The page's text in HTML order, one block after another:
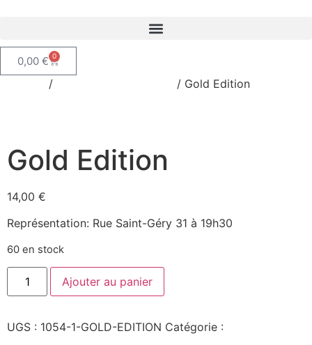
0,00 € 0
/ / Gold Edition
Gold Edition
14,00 €
Représentation: Rue Saint-Géry 31 à 19h30
60 en stock
Ajouter au panier
UGS : 1054-1-GOLD-EDITION Catégorie :